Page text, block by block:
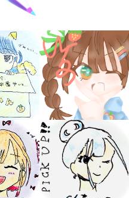
キミノラジオ配信中！
いろんな動画が
見られる